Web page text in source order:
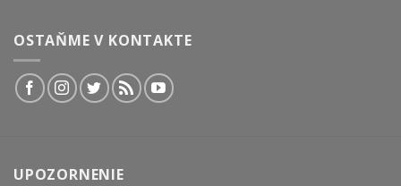
OSTAŇME V KONTAKTE
UPOZORNENIE